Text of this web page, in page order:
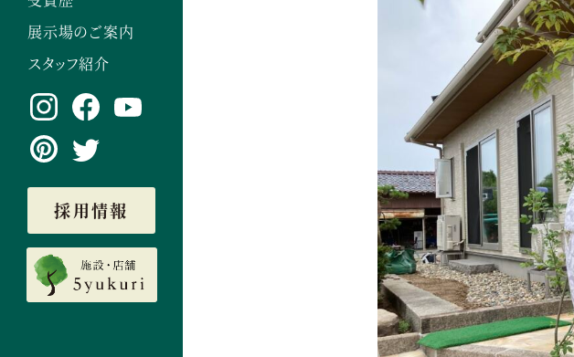
展示場のご案内
スタッフ紹介
採用情報